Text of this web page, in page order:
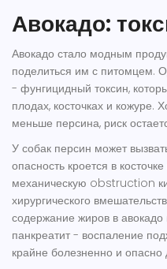
Авокадо:
Авокадо стало модным
поделиться им с питомцем.
- фунгицидный токсин,
плодах, косточках и кожуре.
меньше персина, риск
У собак персин может
опасность кроется в
механическую obstruction
хирургического
содержание жиров в
панкреатит - воспаление
крайне болезненно и опасно